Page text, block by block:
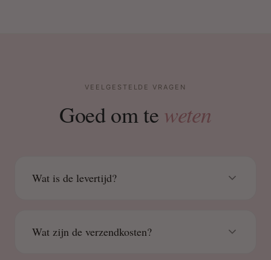
VEELGESTELDE VRAGEN
Goed om te weten
Wat is de levertijd?
Wat zijn de verzendkosten?